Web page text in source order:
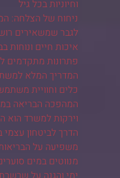
וחיוניות בכל גיל
ניחוח של הצלחה:
לגבר שמשאירים
איכות חיים
פתרונות מתקדמים
כלים וחוויית
המהפכה הבריאה
וירקות למשרד
הדרך לביטחון עצמי
משפיעה על
מנווטים במים